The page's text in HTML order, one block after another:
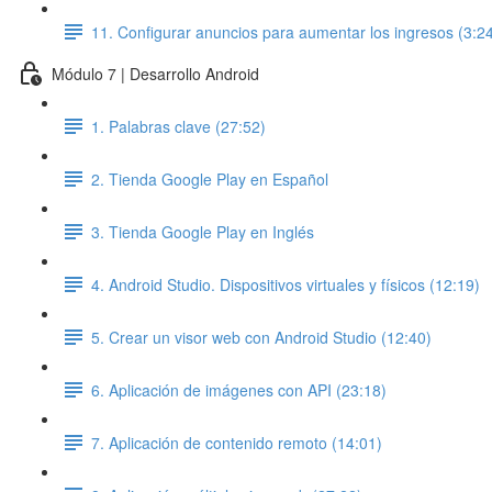
11. Configurar anuncios para aumentar los ingresos
Módulo 7 | Desarrollo Android
1. Palabras clave (27:52)
2. Tienda Google Play en Español
3. Tienda Google Play en Inglés
4. Android Studio. Dispositivos virtuales y físicos (12:19)
5. Crear un visor web con Android Studio (12:40)
6. Aplicación de imágenes con API (23:18)
7. Aplicación de contenido remoto (14:01)